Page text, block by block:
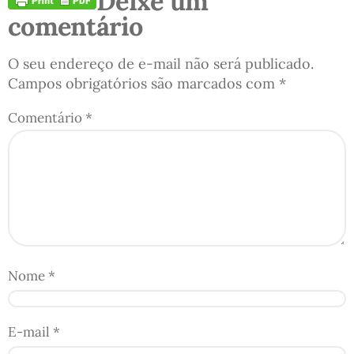
comentário
O seu endereço de e-mail não será publicado.
Campos obrigatórios são marcados com *
Comentário*
Nome*
E-mail *